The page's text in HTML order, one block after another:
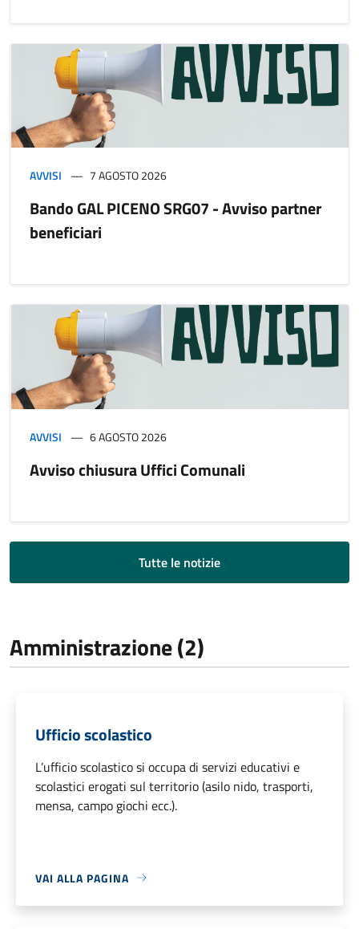
AVVISI 7 AGOSTO 2026
Bando GAL PICENO SRG07 - Avviso partner
beneficiari
AVVISI 6 AGOSTO 2026
Avviso chiusura Uffici Comunali
Tutte le notizie
Amministrazione (2)
Ufficio scolastico
L’ufficio scolastico si occupa di servizi educativi e
scolastici erogati sul territorio (asilo nido, trasporti,
mensa, campo giochi ecc.).
VAI ALLA PAGINA